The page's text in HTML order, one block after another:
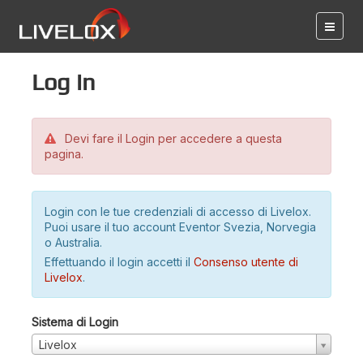
Log in
Devi fare il Login per accedere a questa
pagina.
Login con le tue credenziali di accesso di Livelox.
Puoi usare il tuo account Eventor Svezia, Norvegia
o Australia.
Effettuando il login accetti il Consenso utente di
Livelox.
Sistema di Login
Livelox